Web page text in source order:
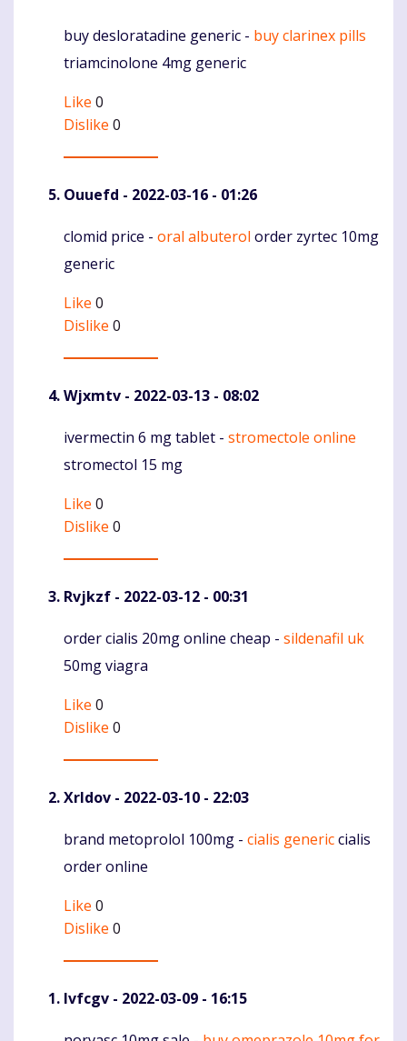
Komentaras
buy desloratadine generic - buy clarinex pills
triamcinolone 4mg generic
Like 0
Dislike 0
Ouuefd - 2022-03-16 - 01:26
Komentaras
clomid price - oral albuterol order zyrtec 10mg
generic
Like 0
Dislike 0
Wjxmtv - 2022-03-13 - 08:02
Komentaras
ivermectin 6 mg tablet - stromectole online
stromectol 15 mg
Like 0
Dislike 0
Rvjkzf - 2022-03-12 - 00:31
Komentaras
order cialis 20mg online cheap - sildenafil uk
50mg viagra
Like 0
Dislike 0
Xrldov - 2022-03-10 - 22:03
Komentaras
brand metoprolol 100mg - cialis genericcialis
order online
Like 0
Dislike 0
Ivfcgv - 2022-03-09 - 16:15